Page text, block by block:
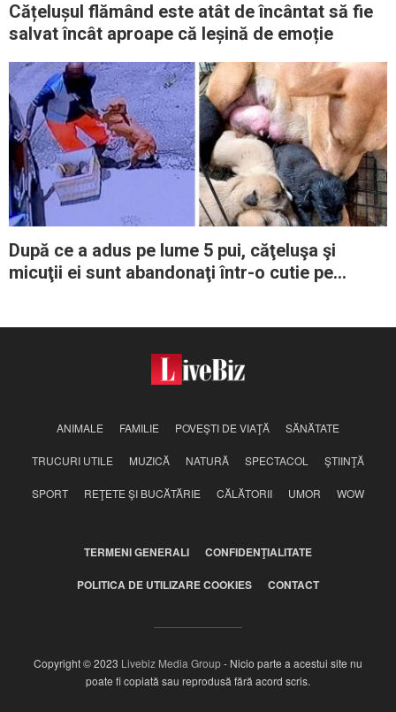
Cățelușul flămând este atât de încântat să fie
salvat încât aproape că leșină de emoție
După ce a adus pe lume 5 pui, căţeluşa şi
micuţii ei sunt abandonaţi într-o cutie pe
ANIMALE FAMILIE POVEŞTI DE VIAŢĂ SĂNĂTATE
TRUCURI UTILE MUZICĂ NATURĂ SPECTACOL ŞTIINŢĂ
SPORT REŢETE ŞI BUCĂTĂRIE CĂLĂTORII UMOR WOW
TERMENI GENERALI CONFIDENŢIALITATE
POLITICA DE UTILIZARE COOKIES CONTACT
Copyright © 2023 Livebiz Media Group- Nicio parte a acestui site nu
poate fi copiată sau reprodusă fără acord scris.